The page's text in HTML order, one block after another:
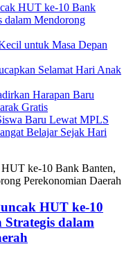
HUT ke-10 Bank
dalam Mendorong
untuk Masa Depan
Selamat Hari Anak
Harapan Baru
Gratis
Baru Lewat MPLS
Belajar Sejak Hari
HUT ke-10
Strategis dalam